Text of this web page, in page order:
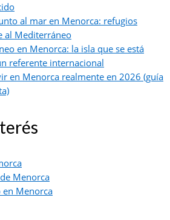
al mar en Menorca: refugios
al Mediterráneo
en Menorca: la isla que se está
referente internacional
en Menorca realmente en 2026 (guía
Menorca
Menorca